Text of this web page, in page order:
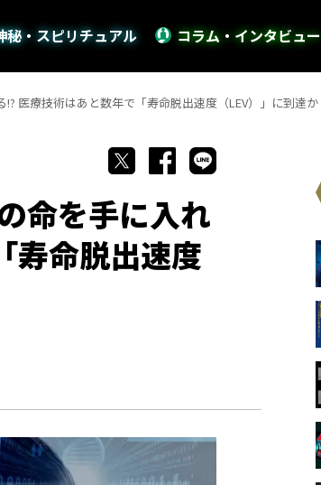
秘・スピリチュアル コラム・インタビュー
医療技術はあと数年で「寿命脱出速度（LEV）」に到達か
命を手に入れ
寿命脱出速度